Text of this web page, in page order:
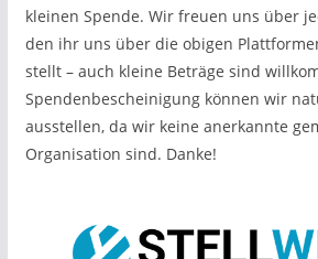
kleinen Spende. Wir freuen uns über
den ihr uns über die obigen
stellt – auch kleine Beträge sind
Spendenbescheinigung können wir
ausstellen, da wir keine anerkannte
Organisation sind. Danke!